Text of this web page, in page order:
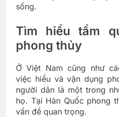
sống.
Tìm hiểu tầm
phong thủy
Ở Việt Nam cũng như
việc hiểu và vận dụng
người dân là một trong
họ. Tại Hàn Quốc phong
vấn đề quan trọng.